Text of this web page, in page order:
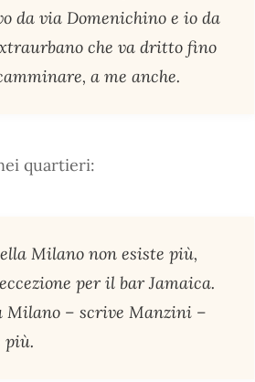
da via Domenichino e io da
che va dritto fino
a me anche.
quartieri:
Milano non esiste più,
per il bar Jamaica.
Milano – scrive Manzini –
più.